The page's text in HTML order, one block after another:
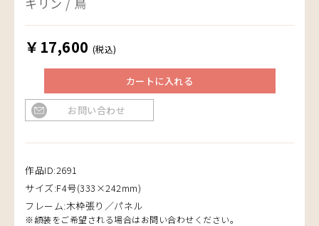
￥17,600 (税込)
カートに入れる
お問い合わせ
作品ID:2691
サイズ:F4号(333×242mm)
フレーム:木枠張り／パネル
※額装をご希望される場合はお問い合わせください。